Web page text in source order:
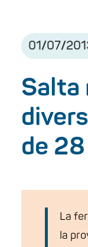
01/07/
Salta
de
La
la